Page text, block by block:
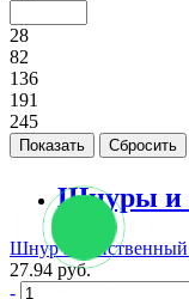
28
82
136
191
245
Шнуры и
Шнур
27.94 руб.
-